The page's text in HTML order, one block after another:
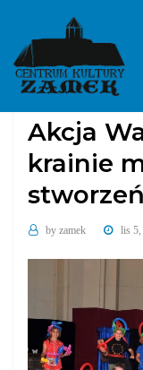
content
Galerie sekcje i zajęcia
Akcja
krainie
by zamek lis 5,